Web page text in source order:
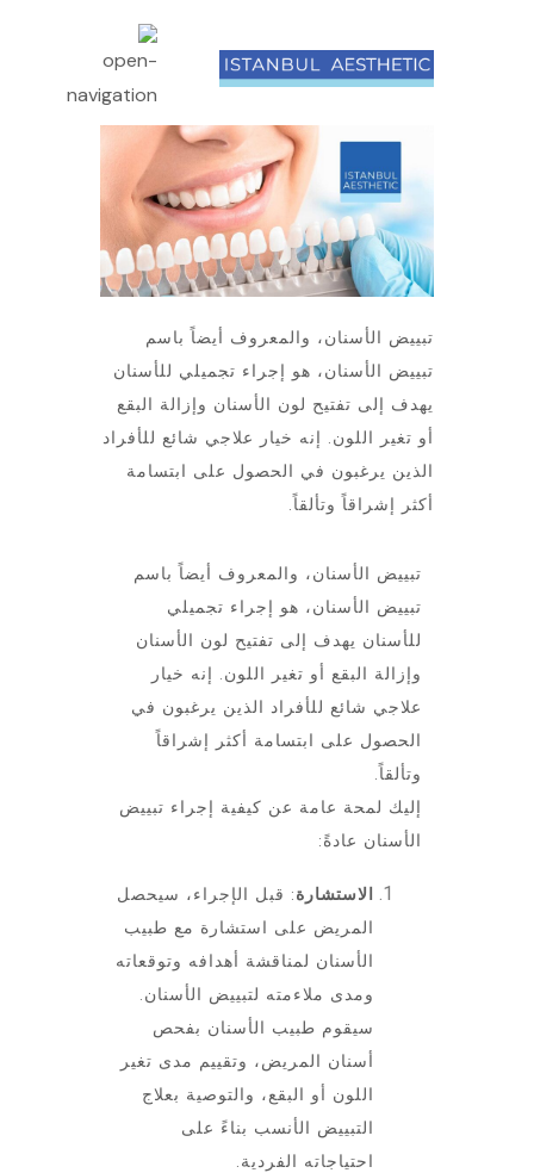
تبييض الأسنان، والمعروف أيضاً باسم
تبييض الأسنان، هو إجراء تجميلي للأسنان
يهدف إلى تفتيح لون الأسنان وإزالة البقع
أو تغير اللون. إنه خيار علاجي شائع للأفراد
الذين يرغبون في الحصول على ابتسامة
أكثر إشراقاً وتألقاً.
تبييض الأسنان، والمعروف أيضاً باسم
تبييض الأسنان، هو إجراء تجميلي
للأسنان يهدف إلى تفتيح لون الأسنان
وإزالة البقع أو تغير اللون. إنه خيار
علاجي شائع للأفراد الذين يرغبون في
الحصول على ابتسامة أكثر إشراقاً
وتألقاً.
إليك لمحة عامة عن كيفية إجراء تبييض
الأسنان عادةً:
الاستشارة: قبل الإجراء، سيحصل
المريض على استشارة مع طبيب
الأسنان لمناقشة أهدافه وتوقعاته
ومدى ملاءمته لتبييض الأسنان.
سيقوم طبيب الأسنان بفحص
أسنان المريض، وتقييم مدى تغير
اللون أو البقع، والتوصية بعلاج
التبييض الأنسب بناءً على
احتياجاته الفردية.